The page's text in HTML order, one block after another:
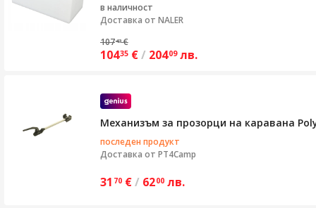
в наличност
Доставка от NALER
10743 €
10435 €/ 20409 лв.
Механизъм за прозорци на каравана
последен продукт
Доставка от PT4Camp
31 70 €/ 6200 лв.